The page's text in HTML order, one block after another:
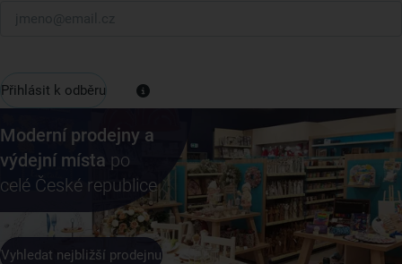
Přihlásit k odběru
Moderní prodejny a
výdejní místa po
celé České republice
Vyhledat nejbližší prodejnu